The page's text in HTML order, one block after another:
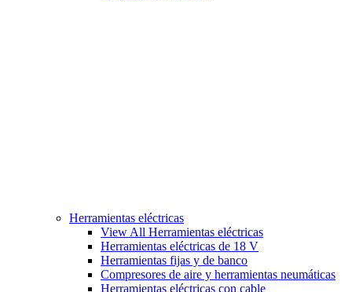
Herramientas eléctricas
View All Herramientas eléctricas
Herramientas eléctricas de 18 V
Herramientas fijas y de banco
Compresores de aire y herramientas neumáticas
Herramientas eléctricas con cable